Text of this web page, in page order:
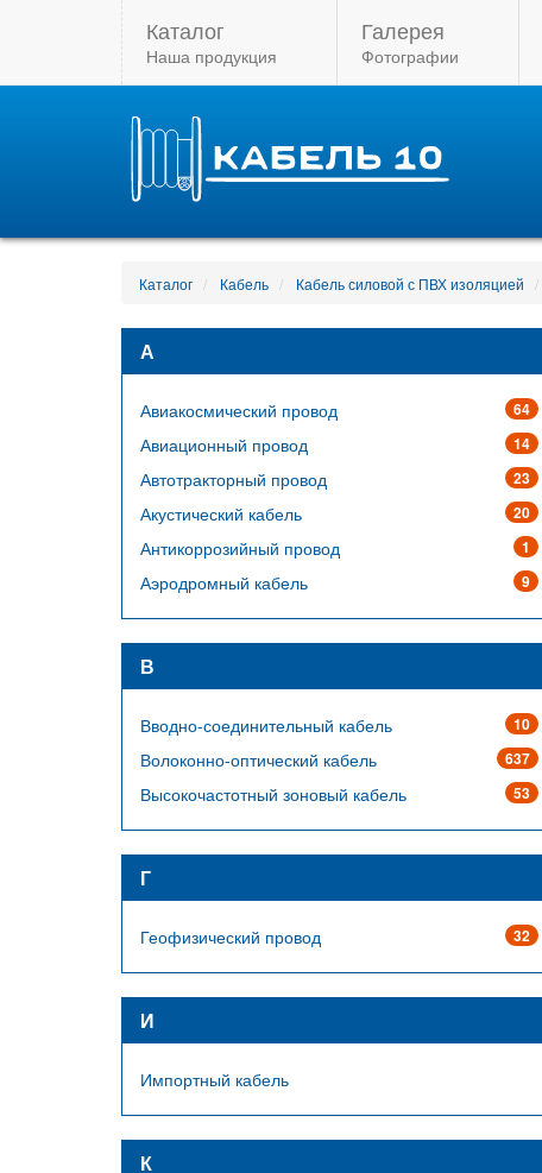
Каталог
Наша продукция
Галерея
Фотографии
Каталог Кабель Кабель силовой с ПВХ изоляцией
А
64
Авиакосмический провод
14
Авиационный провод
23
Автотракторный провод
20
Акустический кабель
1
Антикоррозийный провод
9
Аэродромный кабель
В
10
Вводно-соединительный кабель
637
Волоконно-оптический кабель
53
Высокочастотный зоновый кабель
Г
32
Геофизический провод
И
Импортный кабель
К